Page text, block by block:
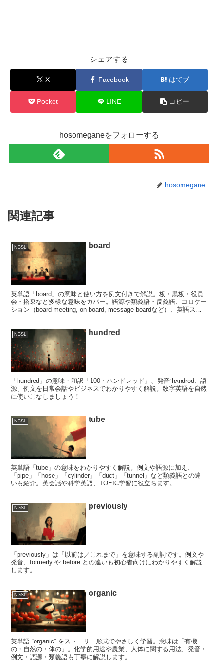
シェアする
X Facebook はてブ
Pocket LINE コピー
hosomeganeをフォローする
hosomegane
関連記事
NGSL board
英単語「board」の意味と使い方を例文付きで解説。板・黒板・役員
会・搭乗など多様な意味をカバー。語源や類義語・反義語、コロケー
ション（board meeting, on board, message boardなど）、英語スト
NGSL hundred
「hundred」の意味・和訳「100・ハンドレッド」、発音ˈhʌndrəd、語
源、例文を日常会話やビジネスでわかりやすく解説。数字英語を自然
に使いこなしましょう！
NGSL tube
英単語「tube」の意味をわかりやすく解説。例文や語源に加え、
「pipe」「hose」「cylinder」「duct」「tunnel」など類義語との違
いも紹介。英会話や科学英語、TOEIC学習に役立ちます。
NGSL previously
「previously」は「以前は／これまで」を意味する副詞です。例文や
発音、formerly や before との違いも初心者向けにわかりやすく解説
します。
NGSL organic
英単語 “organic” をストーリー形式でやさしく学習。意味は「有機
の・自然の・体の」。化学的用途や農業、人体に関する用法、発音・
例文・語源・類義語も丁寧に解説します。